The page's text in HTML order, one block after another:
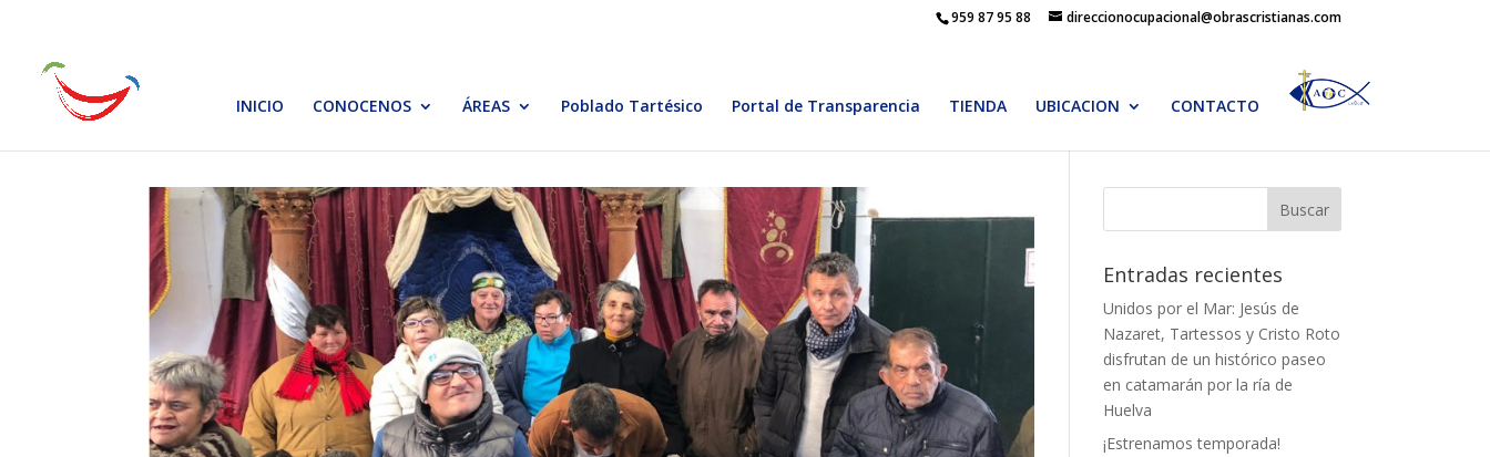
959 87 95 88 direccionocupacional@obrascristianas.com
INICIO CONOCENOS ÁREAS Poblado Tartésico Portal de Transparencia TIENDA UBICACION CONTACTO
Entradas recientes
Unidos por el Mar: Jesús de
Nazaret, Tartessos y Cristo Roto
disfrutan de un histórico paseo
en catamarán por la ría de
Huelva
¡Estrenamos temporada!